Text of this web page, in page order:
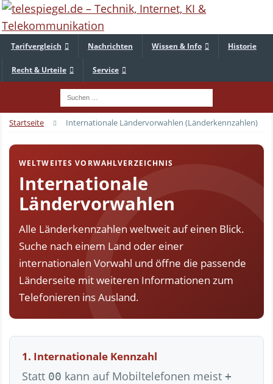
Tarifvergleich Nachrichten Wissen & Info Historie
Recht & Urteile Service
Startseite Internationale Ländervorwahlen (Länderkennzahlen)
WELTWEITES VORWAHLVERZEICHNIS
Internationale
Ländervorwahlen
Alle Länderkennzahlen weltweit auf einen Blick.
Suche nach einem Land oder einer
internationalen Vorwahl und öffne die passende
Länderseite mit weiteren Informationen zum
Telefonieren ins Ausland.
1. Internationale Kennzahl
Statt 00 kann auf Mobiltelefonen meist +